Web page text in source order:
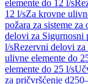
elemente do 12 l/s
12 l/sZa krovne
požara za sisteme
delovi za Sigurnosni
l/sRezervni delovi
ulivne elemente do
elemente do 25 l/s
za pričvršćenje